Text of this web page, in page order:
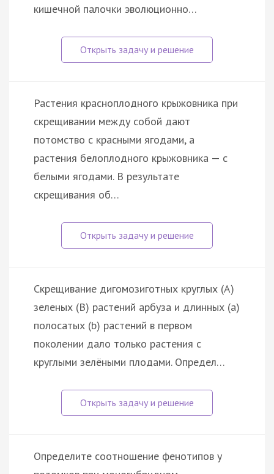
кишечной палочки эволюционно…
Растения красноплодного крыжовника при
скрещивании между собой дают
потомство с красными ягодами, а
растения белоплодного крыжовника — с
белыми ягодами. В результате
скрещивания об…
Скрещивание дигомозиготных круглых (А)
зеленых (В) растений арбуза и длинных (а)
полосатых (b) растений в первом
поколении дало только растения с
круглыми зелёными плодами. Определ…
Определите соотношение фенотипов у